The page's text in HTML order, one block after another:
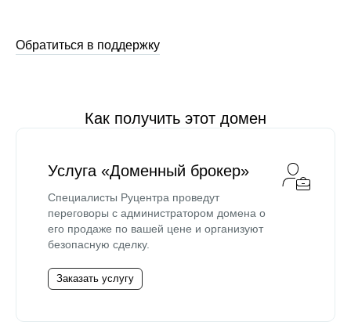
Обратиться в поддержку
Как получить этот домен
Услуга «Доменный брокер»
Специалисты Руцентра проведут
переговоры с администратором домена о
его продаже по вашей цене и организуют
безопасную сделку.
Заказать услугу